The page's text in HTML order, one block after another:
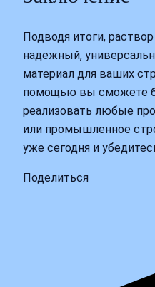
Подводя итоги,
надежный,
материал для ваших
помощью вы сможете
реализовать любые
или промышленное
уже сегодня и
Поделиться